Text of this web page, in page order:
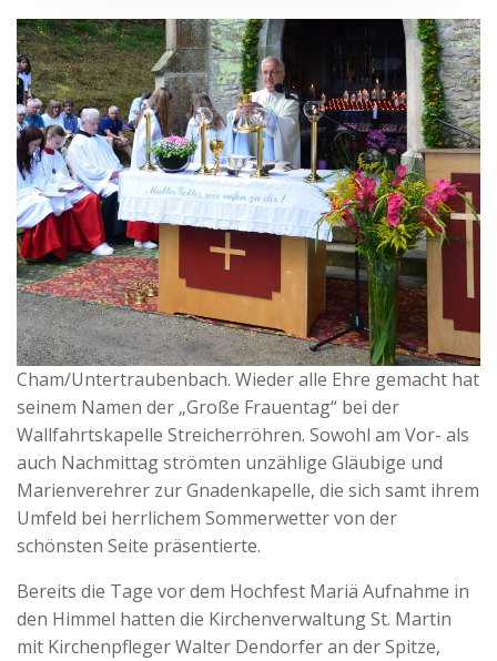
Cham/Untertraubenbach. Wieder alle Ehre gemacht hat
seinem Namen der „Große Frauentag“ bei der
Wallfahrtskapelle Streicherröhren. Sowohl am Vor- als
auch Nachmittag strömten unzählige Gläubige und
Marienverehrer zur Gnadenkapelle, die sich samt ihrem
Umfeld bei herrlichem Sommerwetter von der
schönsten Seite präsentierte.
Bereits die Tage vor dem Hochfest Mariä Aufnahme in
den Himmel hatten die Kirchenverwaltung St. Martin
mit Kirchenpfleger Walter Dendorfer an der Spitze,